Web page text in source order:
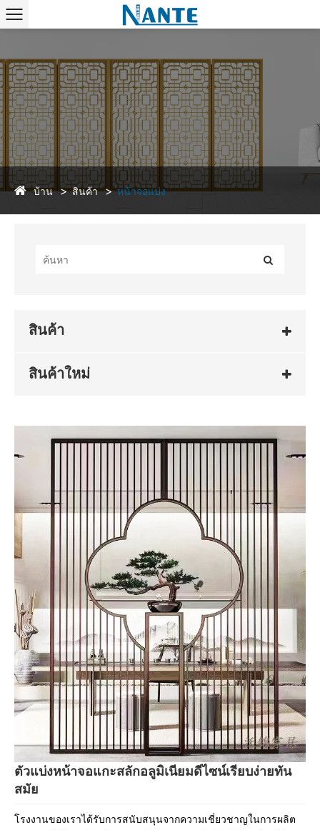
บ้าน สินค้า หน้าจอแบ่ง
สินค้า
สินค้าใหม่
ตัวแบ่งหน้าจอแกะสลักอลูมิเนียมดีไซน์เรียบง่ายทัน
สมัย
โรงงานของเราได้รับการสนับสนุนจากความเชี่ยวชาญในการผลิต